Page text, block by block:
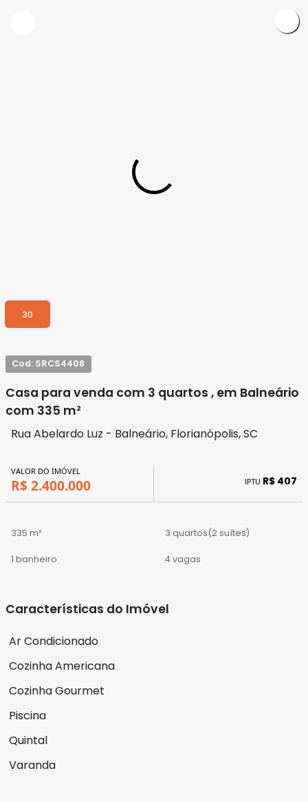
30
Cod: SRCS4408
Casa para venda com 3 quartos , em Balneário
com 335 m²
Rua Abelardo Luz - Balneário, Florianópolis, SC
VALOR DO IMÓVEL
R$ 2.400.000 IPTU R$ 407
335 m² 3 quartos(2 suítes)
1 banheiro 4 vagas
Características do Imóvel
Ar Condicionado
Cozinha Americana
Cozinha Gourmet
Piscina
Quintal
Varanda